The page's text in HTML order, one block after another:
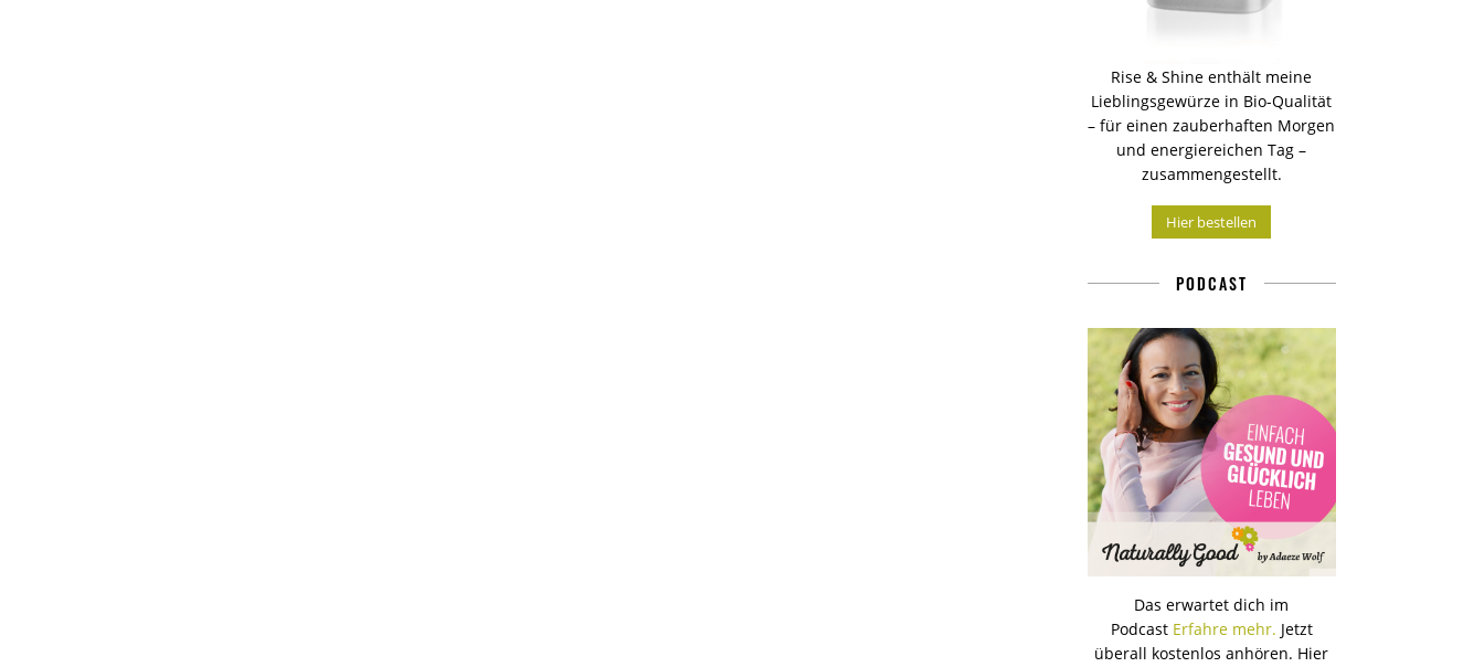
Rise & Shine enthält meine
Lieblingsgewürze in Bio-Qualität
– für einen zauberhaften Morgen
und energiereichen Tag –
zusammengestellt.
Hier bestellen
PODCAST
Das erwartet dich im
Podcast Erfahre mehr. Jetzt
überall kostenlos anhören. Hier